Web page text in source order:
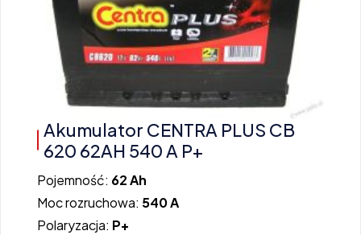
Akumulator CENTRA PLUS CB
620 62AH 540 A P+
Pojemność: 62 Ah
Moc rozruchowa: 540 A
Polaryzacja: P+